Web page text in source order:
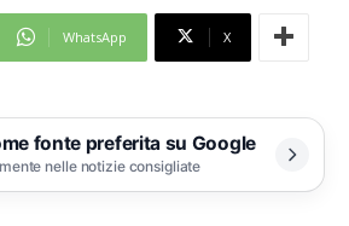
WhatsApp X
fonte preferita su Google
nelle notizie consigliate